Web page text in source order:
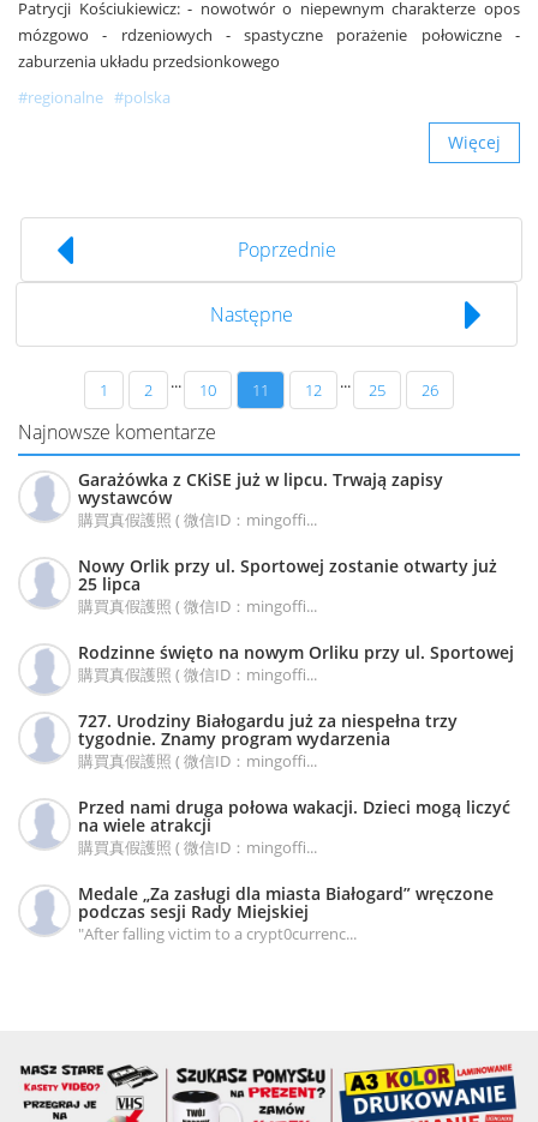
Patrycji Kościukiewicz: - nowotwór o niepewnym charakterze opos
mózgowo - rdzeniowych - spastyczne porażenie połowiczne -
zaburzenia układu przedsionkowego
#regionalne #polska
Więcej
Poprzednie
Następne
1 2 ... 10 11 12 ... 25 26
Najnowsze komentarze
Garażówka z CKiSE już w lipcu. Trwają zapisy
wystawców
購買真假護照 ( 微信ID：mingoffi...
Nowy Orlik przy ul. Sportowej zostanie otwarty już
25 lipca
購買真假護照 ( 微信ID：mingoffi...
Rodzinne święto na nowym Orliku przy ul. Sportowej
購買真假護照 ( 微信ID：mingoffi...
727. Urodziny Białogardu już za niespełna trzy
tygodnie. Znamy program wydarzenia
購買真假護照 ( 微信ID：mingoffi...
Przed nami druga połowa wakacji. Dzieci mogą liczyć
na wiele atrakcji
購買真假護照 ( 微信ID：mingoffi...
Medale „Za zasługi dla miasta Białogard” wręczone
podczas sesji Rady Miejskiej
"After falling victim to a crypt0currenc...